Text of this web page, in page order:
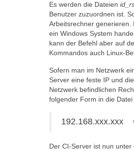
Es werden die Dateien
Benutzer zuzuordnen ist.
Arbeitsrechner generieren.
ein Windows System
kann der Befehl aber auf
Kommandos auch Linux-
Sofern man im Netzwerk
Server eine feste IP und
Netzwerk befindlichen
folgender Form in die Datei
192.168.xxx.xxx
Der CI-Server ist nun unter